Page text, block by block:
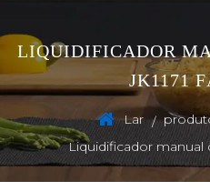
LIQUIDIFICADOR
JK1171
Lar /
Liquidificador manual